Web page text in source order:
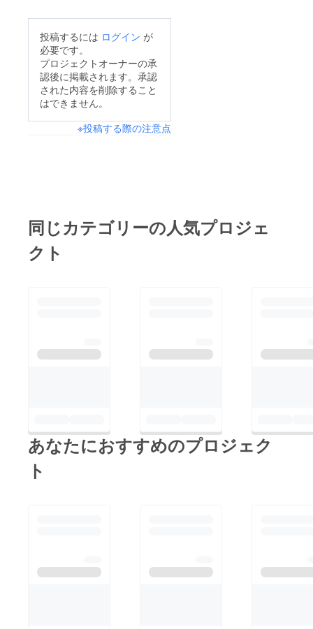
信、マーケティング
等）、また全日本選手
権および出場選手の認
知拡大を目的とする
ソーシャルメディア拡
充費用として、大切に
活用させていただきま
いご支援を、どうぞよ
ム、有明テニスの森
（東京都江東区有明2-
2-22）開催日：10月5
日(日)～10月12日
ルサイト
まからいただいたご寄
付は、第100回記念大
ブスコア、ライブ配
知拡大を目的とする
ソーシャルメディア拡
ります。皆さまの温か
は、ノーシードの小堀
桃子に勝利、７年ぶり
２度目の決勝進出で
す。男子シングルス
シードの磯村志、第８
と田口、市川と山崎が
対戦します。▼第６日
true三菱電機ビルソ
ス▼チケット情報※外
tennis.or.jp/alljapan/ta
投稿するには ログイン が
必要です。
プロジェクトオーナーの承
認後に掲載されます。承認
された内容を削除すること
はできません。
※投稿する際の注意点
同じカテゴリーの人気プロジェ
クト
あなたにおすすめのプロジェク
ト